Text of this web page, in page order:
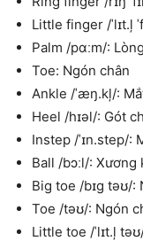
Little finger /ˈlɪt.ļ
Palm /pɑːm/:
Toe: Ngón chân
Ankle /ˈæŋ.kļ/:
Heel /hɪəl/: Gót
Instep /ˈɪn.step/:
Ball /bɔːl/:
Big toe /bɪg təʊ/:
Toe /təʊ/: Ngón
Little toe /ˈlɪt.ļ